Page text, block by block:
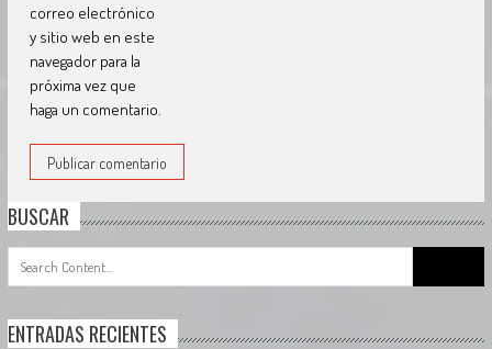
correo electrónico
y sitio web en este
navegador para la
próxima vez que
haga un comentario.
BUSCAR
for:
ENTRADAS RECIENTES